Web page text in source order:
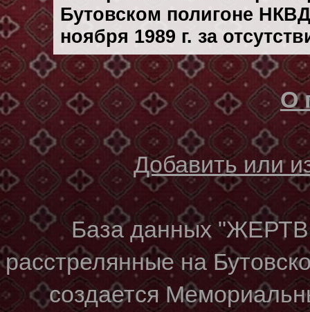
Бутовском полигоне
ноября 1989 г. за
О
Добавить или
База данных
расстрелянные на
создается